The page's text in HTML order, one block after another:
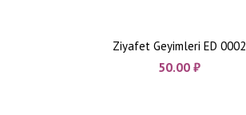
Ziyafet Geyimleri ED 0002
50.00 ₼